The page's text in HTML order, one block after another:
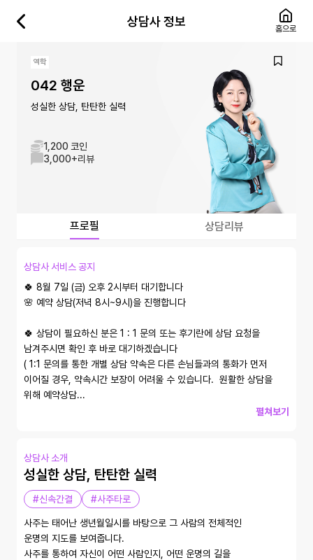
상담사 정보
홈으로
역학
042 행운
성실한 상담, 탄탄한 실력
1,200 코인
3,000+리뷰
프로필 상담리뷰
상담사 서비스 공지
🍀 8월 7일 (금) 오후 2시부터 대기합니다
🌸 예약 상담(저녁 8시~9시)을 진행합니다
🍀 상담이 필요하신 분은 1 : 1 문의 또는 후기란에 상담 요청을
남겨주시면 확인 후 바로 대기하겠습니다
( 1:1 문의를 통한 개별 상담 약속은 다른 손님들과의 통화가 먼저
이어질 경우, 약속시간 보장이 어려울 수 있습니다.  원활한 상담을
위해 예약상담...
펼쳐보기
상담사 소개
성실한 상담, 탄탄한 실력
#신속간결 #사주타로
사주는 태어난 생년월일시를 바탕으로 그 사람의 전체적인
운명의 지도를 보여줍니다.
사주를 통하여 자신이 어떤 사람인지, 어떤 운명의 길을